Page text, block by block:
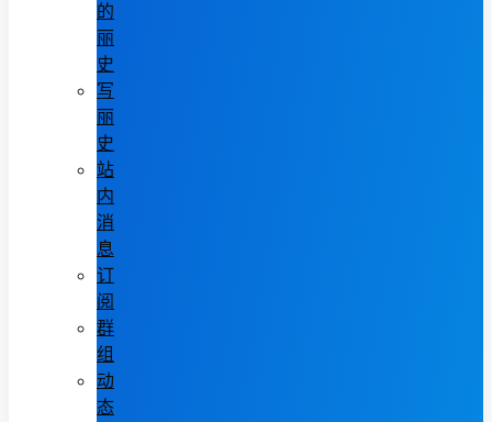
的
丽
史
写
丽
史
站
内
消
息
订
阅
群
组
动
态